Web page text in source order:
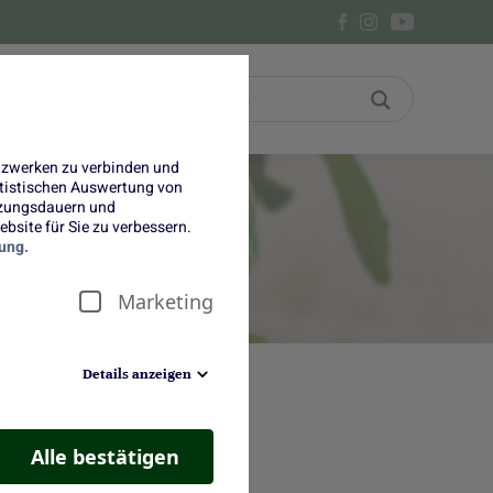
zu verbinden und
Auswertung von
und
für Sie zu verbessern.
Marketing
Details anzeigen
Alle bestätigen